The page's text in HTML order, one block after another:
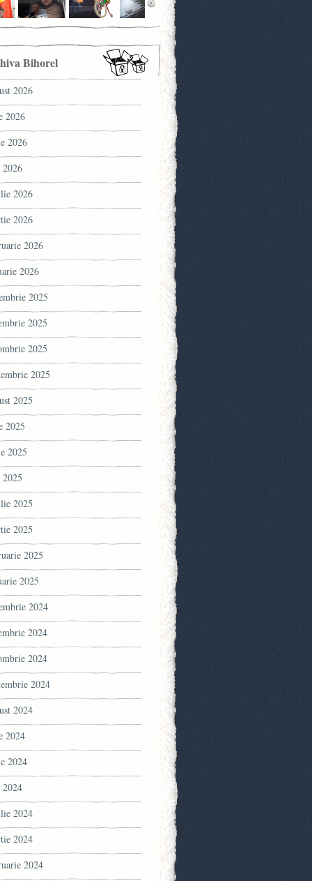
Bihorel
2026
2026
2026
2026
2026
2026
2026
2025
2025
2025
2025
2025
2025
2025
2025
2025
2025
2025
2024
2024
2024
2024
2024
2024
2024
2024
2024
2024